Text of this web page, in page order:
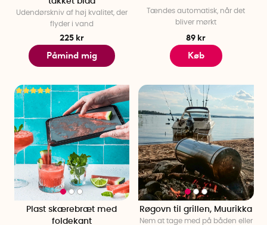
Udendørskniv af høj kvalitet, der
flyder i vand
225 kr
Påmind mig
Tændes automatisk, når det
bliver mørkt
89 kr
Køb
Plast skærebræt med
foldekant
Røgovn til grillen, Muurikka
Nem at tage med på båden eller